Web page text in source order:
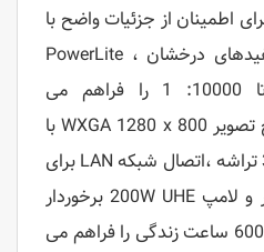
اطمینان از جزئیات واضح با
سیاه پوستان عمیق و سفیدهای درخشان ، PowerLite
99W نسبت کنتراست تا 10000: 1 را فراهم می
این پروژکتور از وضوح تصویر WXGA 1280 x 800 با
وضوح بالا ، 3LCD ، طرح 3 تراشه ،اتصال شبکه LAN برای
مدیریت / کارکرد از راه دور و لامپ 200W UHE برخوردار
است که در حالت Eco تا 6000 ساعت زندگی را فراهم می